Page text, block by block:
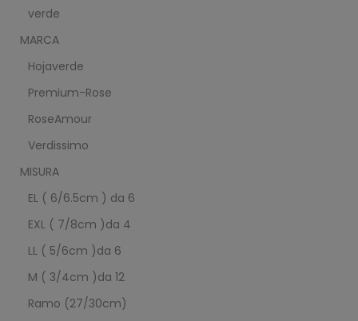
verde
MARCA
Hojaverde
Premium-Rose
RoseAmour
Verdissimo
MISURA
EL ( 6/6.5cm ) da 6
EXL ( 7/8cm )da 4
LL ( 5/6cm )da 6
M ( 3/4cm )da 12
Ramo (27/30cm)